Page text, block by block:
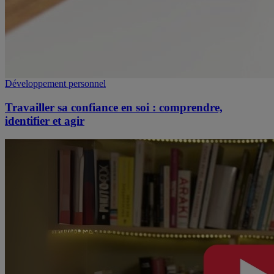
Développement personnel
Travailler sa confiance en soi : comprendre,
identifier et agir